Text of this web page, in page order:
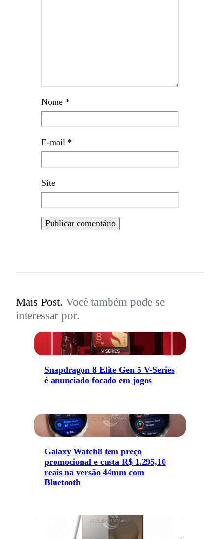
Nome *
E-mail *
Site
Mais Post. Você também pode se
interessar por.
Snapdragon 8 Elite Gen 5 V-Series
é anunciado focado em jogos
Galaxy Watch8 tem preço
promocional e custa R$ 1.295,10
reais na versão 44mm com
Bluetooth